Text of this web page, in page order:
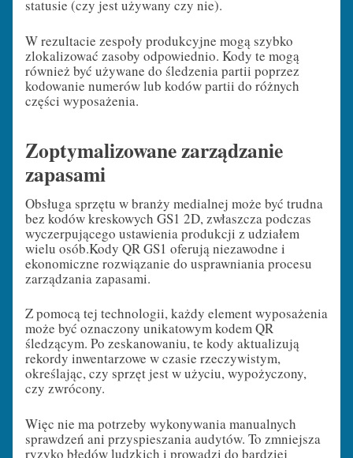
statusie (czy jest używany czy nie).
W rezultacie zespoły produkcyjne mogą szybko
zlokalizować zasoby odpowiednio. Kody te mogą
również być używane do śledzenia partii poprzez
kodowanie numerów lub kodów partii do różnych
części wyposażenia.
Zoptymalizowane zarządzanie
zapasami
Obsługa sprzętu w branży medialnej może być trudna
bez kodów kreskowych GS1 2D, zwłaszcza podczas
wyczerpującego ustawienia produkcji z udziałem
wielu osób.Kody QR GS1 oferują niezawodne i
ekonomiczne rozwiązanie do usprawniania procesu
zarządzania zapasami.
Z pomocą tej technologii, każdy element wyposażenia
może być oznaczony unikatowym kodem QR
śledzącym. Po zeskanowaniu, te kody aktualizują
rekordy inwentarzowe w czasie rzeczywistym,
określając, czy sprzęt jest w użyciu, wypożyczony,
czy zwrócony.
Więc nie ma potrzeby wykonywania manualnych
sprawdzeń ani przyspieszania audytów. To zmniejsza
ryzyko błędów ludzkich i prowadzi do bardziej